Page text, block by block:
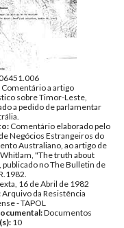
Comentário a artigo
sobre Timor-Leste,
a pedido de parlamentar
Comentário elaborado pelo
Negócios Estrangeiros do
Australiano, ao artigo de
"The truth about
publicado no The Bulletin de
16 de Abril de 1982
Arquivo da Resistência
- TAPOL
Documentos
10